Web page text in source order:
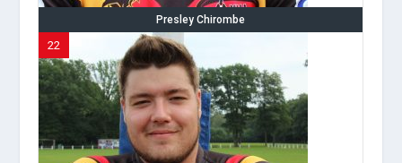
Presley Chirombe
22